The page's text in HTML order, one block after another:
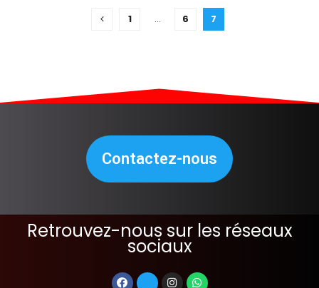
1 … 6 7
Contactez-nous
Retrouvez-nous sur les réseaux
sociaux